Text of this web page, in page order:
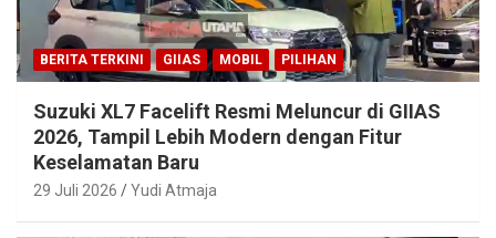
BERITA TERKINI GIIAS MOBIL PILIHAN
Suzuki XL7 Facelift Resmi Meluncur di GIIAS
2026, Tampil Lebih Modern dengan Fitur
Keselamatan Baru
29 Juli 2026 Yudi Atmaja